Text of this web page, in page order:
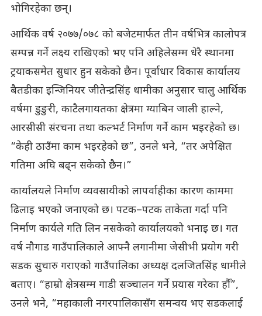
भोगिरहेका छन्।
आर्थिक वर्ष २०७७/०७८ को बजेटमार्फत तीन वर्षभित्र कालोपत्र
सम्पन्न गर्ने लक्ष्य राखिएको भए पनि अहिलेसम्म धेरै स्थानमा
ट्रयाकसमेत सुधार हुन सकेको छैन। पूर्वाधार विकास कार्यालय
बैतडीका इन्जिनियर जीतेन्द्रसिंह धामीका अनुसार चालु आर्थिक
वर्षमा डुङुरी, काटैलगायतका क्षेत्रमा ग्याबिन जाली हाल्ने,
आरसीसी संरचना तथा कल्भर्ट निर्माण गर्ने काम भइरहेको छ।
“केही ठाउँमा काम भइरहेको छ”, उनले भने, “तर अपेक्षित
गतिमा अघि बढ्न सकेको छैन।”
कार्यालयले निर्माण व्यवसायीको लापर्वाहीका कारण काममा
ढिलाइ भएको जनाएको छ। पटक–पटक ताकेता गर्दा पनि
निर्माण कार्यले गति लिन नसकेको कार्यालयको भनाइ छ। गत
वर्ष नौगाड गाउँपालिकाले आफ्नै लगानीमा जेसीभी प्रयोग गरी
सडक सुचारु गराएको गाउँपालिका अध्यक्ष दलजितसिंह धामीले
बताए। “हाम्रो क्षेत्रसम्म गाडी सञ्चालन गर्ने प्रयास गरेका हौँ”,
उनले भने, “महाकाली नगरपालिकासँग समन्वय भए सडकलाई